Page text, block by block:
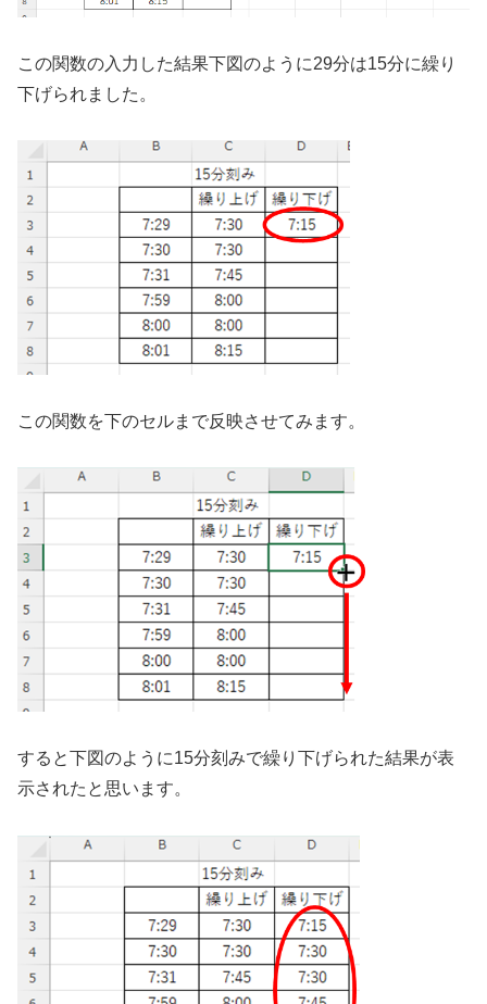
この関数の入力した結果下図のように29分は15分に繰り
下げられました。
この関数を下のセルまで反映させてみます。
すると下図のように15分刻みで繰り下げられた結果が表
示されたと思います。